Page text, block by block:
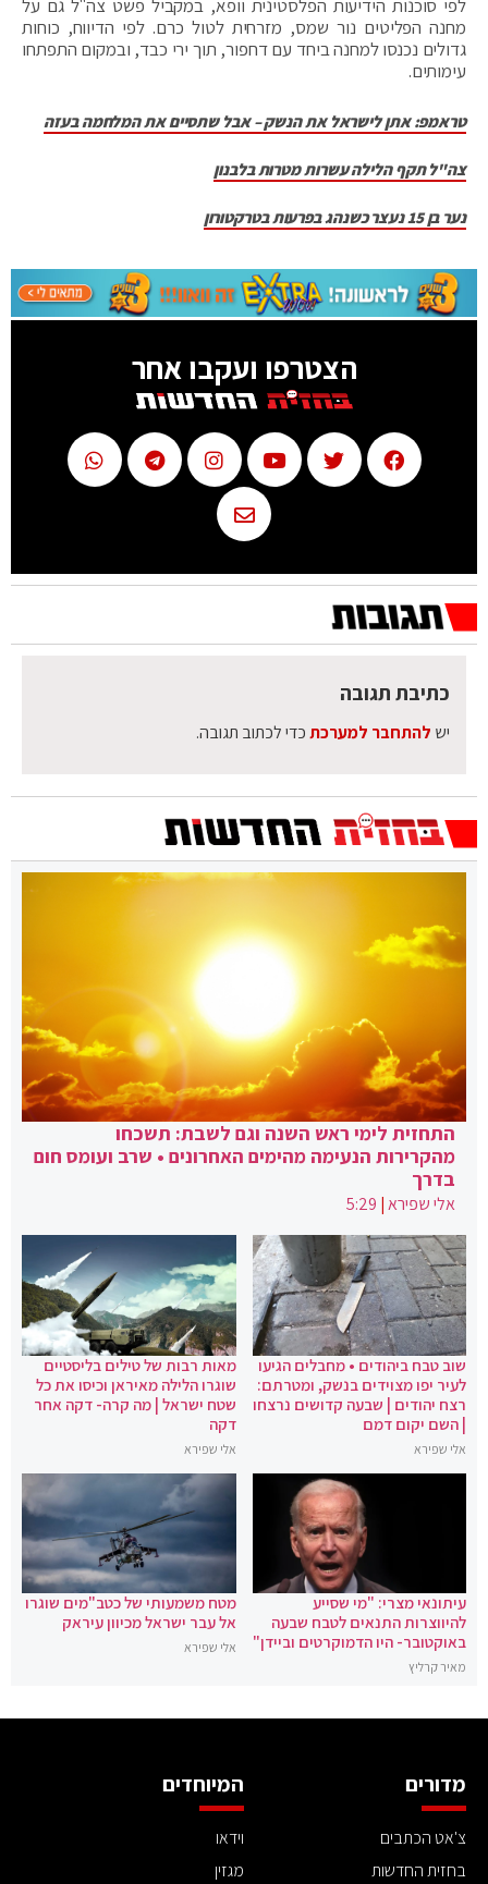
לפי סוכנות הידיעות הפלסטינית וופא, במקביל פשט צה"ל גם על
מחנה הפליטים נור שמס, מזרחית לטול כרם. לפי הדיווח, כוחות
גדולים נכנסו למחנה ביחד עם דחפור, תוך ירי כבד, ובמקום התפתחו
עימותים.
טראמפ: אתן לישראל את הנשק – אבל שתסיים את המלחמה בעזה
צה"ל תקף הלילה עשרות מטרות בלבנון
נער בן 15 נעצר כשנהג בפרעות בטרקטורון
הצטרפו ועקבו אחר
כתיבת תגובה
יש להתחבר למערכתכדי לכתוב תגובה.
התחזית לימי ראש השנה וגם לשבת: תשכחו
מהקרירות הנעימה מהימים האחרונים • שרב ועומס חום
בדרך
אלי שפירא|
5:29
שוב טבח ביהודים • מחבלים הגיעו
לעיר יפו מצוידים בנשק, ומטרתם:
רצח יהודים | שבעה קדושים נרצחו
| השם יקום דמם
אלי שפירא
מאות רבות של טילים בליסטיים
שוגרו הלילה מאיראן וכיסו את כל
שטח ישראל | מה קרה- דקה אחר
דקה
אלי שפירא
עיתונאי מצרי: "מי שסייע
להיווצרות התנאים לטבח שבעה
באוקטובר- היו הדמוקרטים וביידן"
מאיר קרליץ
מטח משמעותי של כטב"מים שוגרו
אל עבר ישראל מכיוון עיראק
אלי שפירא
מדורים
צ'אט הכתבים
בחזית החדשות
המיוחדים
וידאו
מגזין